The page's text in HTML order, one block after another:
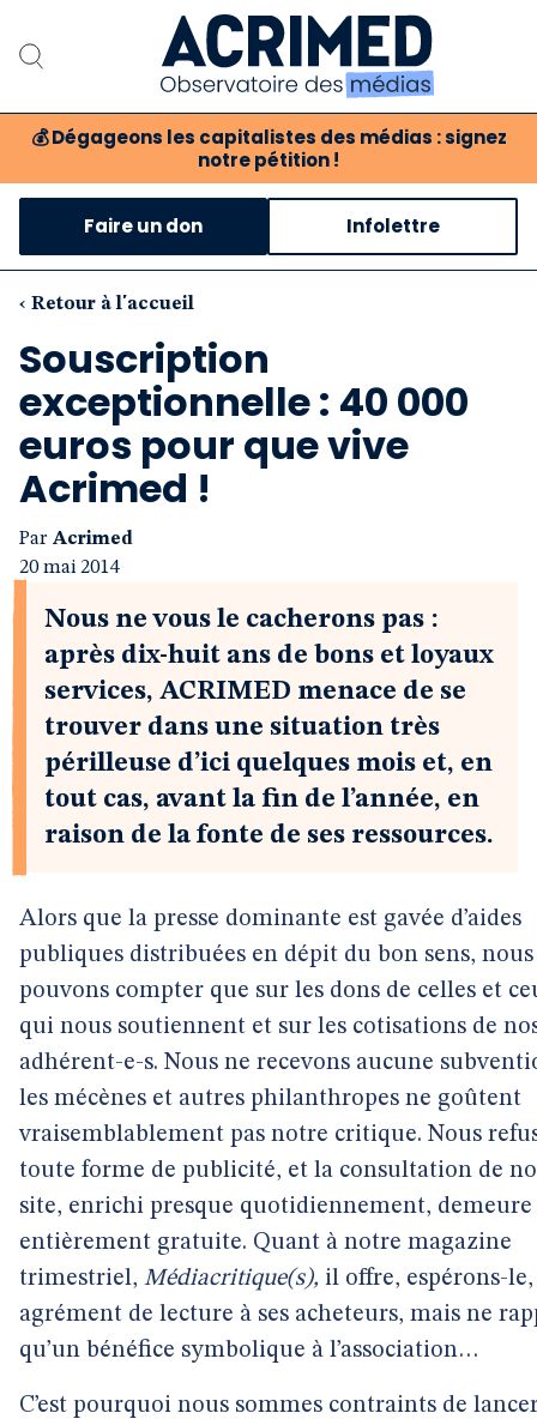
💰 Dégageons les capitalistes des médias : signez
notre pétition !
Notre association
Notre critique des médias
Notre revue
Boutique
Faire un don Infolettre
‹ Retour à l'accueil
Souscription
exceptionnelle : 40 000
euros pour que vive
Acrimed !
Par Acrimed
20 mai 2014
Nous ne vous le cacherons pas :
après dix-huit ans de bons et loyaux
services, ACRIMED menace de se
trouver dans une situation très
périlleuse d’ici quelques mois et, en
tout cas, avant la fin de l’année, en
raison de la fonte de ses ressources.
Alors que la presse dominante est gavée d’aides
publiques distribuées en dépit du bon sens,
pouvons compter que sur les dons de celles et
qui nous soutiennent et sur les cotisations de
adhérent-e-s. Nous ne recevons aucune
les mécènes et autres philanthropes ne goûtent
vraisemblablement pas notre critique. Nous
toute forme de publicité, et la consultation de
site, enrichi presque quotidiennement, demeure
entièrement gratuite. Quant à notre magazine
trimestriel, Médiacritique(s), il offre, espérons-
agrément de lecture à ses acheteurs, mais ne
qu’un bénéfice symbolique à l’association…
C’est pourquoi nous sommes contraints de